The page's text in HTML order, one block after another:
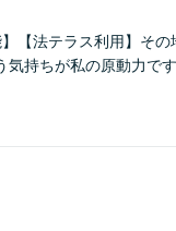
【法テラス利用】そ
持ちが私の原動力で